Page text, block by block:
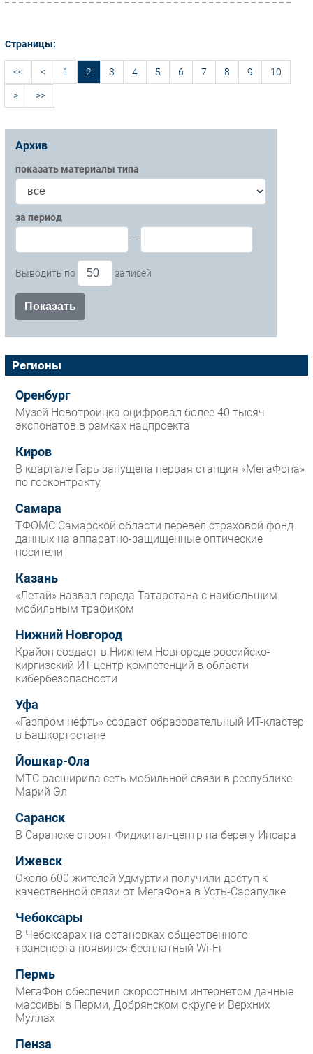
Страницы:
<< < 1 2 3 4 5 6 7 8 9 10
> >>
Архив
показать материалы типа
за период
—
Выводить по записей
Регионы
Оренбург
Музей Новотроицка оцифровал более 40 тысяч
экспонатов в рамках нацпроекта
Киров
В квартале Гарь запущена первая станция «МегаФона»
по госконтракту
Самара
ТФОМС Самарской области перевел страховой фонд
данных на аппаратно-защищенные оптические
носители
Казань
«Летай» назвал города Татарстана с наибольшим
мобильным трафиком
Нижний Новгород
Крайон создаст в Нижнем Новгороде российско-
киргизский ИТ-центр компетенций в области
кибербезопасности
Уфа
«Газпром нефть» создаст образовательный ИТ-кластер
в Башкортостане
Йошкар-Ола
МТС расширила сеть мобильной связи в республике
Марий Эл
Саранск
В Саранске строят Фиджитал-центр на берегу Инсара
Ижевск
Около 600 жителей Удмуртии получили доступ к
качественной связи от МегаФона в Усть-Сарапулке
Чебоксары
В Чебоксарах на остановках общественного
транспорта появился бесплатный Wi‑Fi
Пермь
МегаФон обеспечил скоростным интернетом дачные
массивы в Перми, Добрянском округе и Верхних
Муллах
Пенза